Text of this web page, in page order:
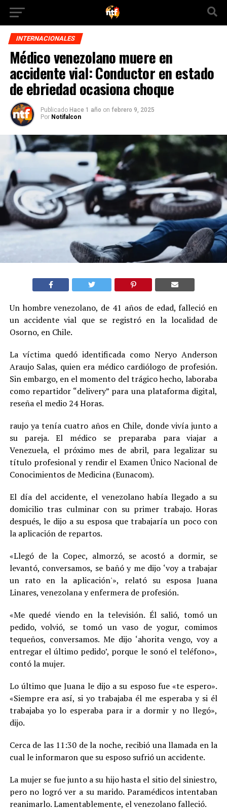
INTERNACIONALES
Médico venezolano muere en
accidente vial: Conductor en estado
de ebriedad ocasiona choque
Publicado Hace 1 año on febrero 9, 2025
Por Notifalcon
Un hombre venezolano, de 41 años de edad, falleció en
un accidente vial que se registró en la localidad de
Osorno, en Chile.
La víctima quedó identificada como Neryo Anderson
Araujo Salas, quien era médico cardiólogo de profesión.
Sin embargo, en el momento del trágico hecho, laboraba
como repartidor “delivery” para una plataforma digital,
reseña el medio 24 Horas.
raujo ya tenía cuatro años en Chile, donde vivía junto a
su pareja. El médico se preparaba para viajar a
Venezuela, el próximo mes de abril, para legalizar su
título profesional y rendir el Examen Único Nacional de
Conocimientos de Medicina (Eunacom).
El día del accidente, el venezolano había llegado a su
domicilio tras culminar con su primer trabajo. Horas
después, le dijo a su esposa que trabajaría un poco con
la aplicación de repartos.
«Llegó de la Copec, almorzó, se acostó a dormir, se
levantó, conversamos, se bañó y me dijo ‘voy a trabajar
un rato en la aplicación'», relató su esposa Juana
Linares, venezolana y enfermera de profesión.
«Me quedé viendo en la televisión. Él salió, tomó un
pedido, volvió, se tomó un vaso de yogur, comimos
tequeños, conversamos. Me dijo ‘ahorita vengo, voy a
entregar el último pedido’, porque le sonó el teléfono»,
contó la mujer.
Lo último que Juana le dijo a su esposo fue «te espero».
«Siempre era así, si yo trabajaba él me esperaba y si él
trabajaba yo lo esperaba para ir a dormir y no llegó»,
dijo.
Cerca de las 11:30 de la noche, recibió una llamada en la
cual le informaron que su esposo sufrió un accidente.
La mujer se fue junto a su hijo hasta el sitio del siniestro,
pero no logró ver a su marido. Paramédicos intentaban
reanimarlo. Lamentablemente, el venezolano falleció.